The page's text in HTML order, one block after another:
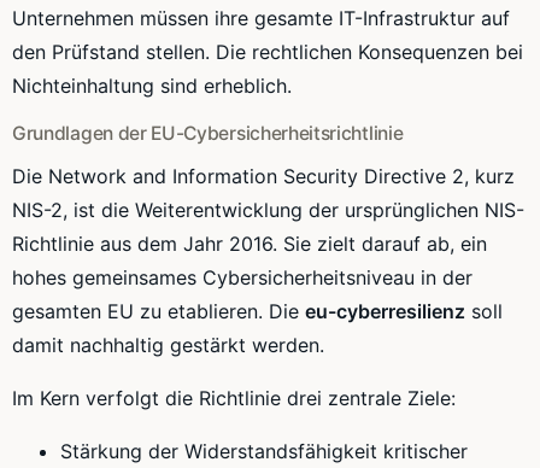
Unternehmen müssen ihre gesamte IT-Infrastruktur auf
den Prüfstand stellen. Die rechtlichen Konsequenzen bei
Nichteinhaltung sind erheblich.
Grundlagen der EU-Cybersicherheitsrichtlinie
Die Network and Information Security Directive 2, kurz
NIS-2, ist die Weiterentwicklung der ursprünglichen NIS-
Richtlinie aus dem Jahr 2016. Sie zielt darauf ab, ein
hohes gemeinsames Cybersicherheitsniveau in der
gesamten EU zu etablieren. Die eu-cyberresilienz soll
damit nachhaltig gestärkt werden.
Im Kern verfolgt die Richtlinie drei zentrale Ziele:
Stärkung der Widerstandsfähigkeit kritischer